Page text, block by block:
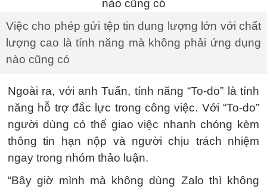
Việc cho phép gửi tệp tin dung lượng lớn với chất
lượng cao là tính năng mà không phải ứng dụng
nào cũng có
Ngoài ra, với anh Tuấn, tính năng “To-do” là tính
năng hỗ trợ đắc lực trong công việc. Với “To-do”
người dùng có thể giao việc nhanh chóng kèm
thông tin hạn nộp và người chịu trách nhiệm
ngay trong nhóm thảo luận.
“Bây giờ mình mà không dùng Zalo thì không